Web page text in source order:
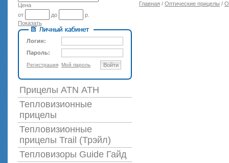
Цена
от
до
р.
Показать
Логин:
Пароль:
Регистрация Мой пароль Войти
Прицелы ATN АТН
Тепловизионные
прицелы
Тепловизионные
прицелы Trail (Трэйл)
Тепловизоры Guide Гайд
Главная / Оптические прицелы /